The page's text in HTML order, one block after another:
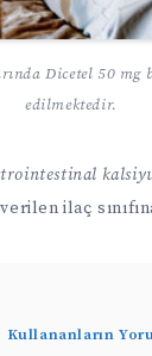
Dicetel 50 mg
edilmektedir.
verilen ilaç
Kullananların